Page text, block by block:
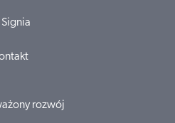
rozwój